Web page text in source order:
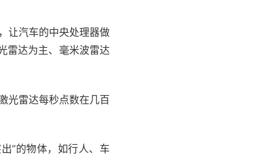
让汽车的中央处理器做
雷达为主、毫米波雷达
光雷达每秒点数在几百
”的物体，如行人、车